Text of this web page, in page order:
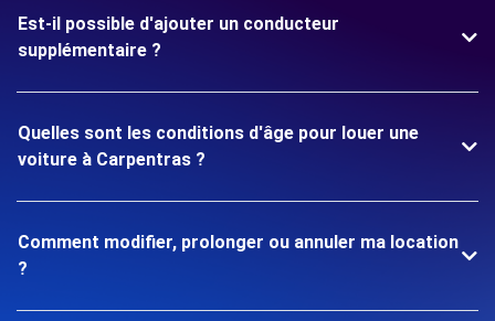
Est-il possible d'ajouter un conducteur
supplémentaire ?
Quelles sont les conditions d'âge pour louer une
voiture à Carpentras ?
Comment modifier, prolonger ou annuler ma location
?